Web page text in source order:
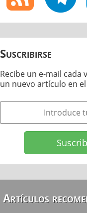
Suscribirse
Recibe un e-mail cada
un nuevo artículo en
Artículos